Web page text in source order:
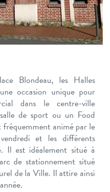
Blondeau, les Halles
occasion unique pour
dans le centre-ville
de sport ou un Food
animé par le
et les différents
Il est idéalement situé à
de stationnement situé
de la Ville. Il attire ainsi